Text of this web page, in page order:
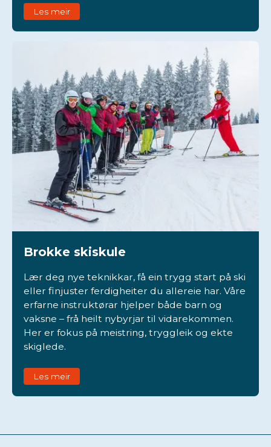
Les meir
Brokke skiskule
Lær deg nye teknikkar, få ein trygg start på ski
eller finjuster ferdigheiter du allereie har. Våre
erfarne instruktørar hjelper både barn og
vaksne – frå heilt nybyrjar til vidarekommen.
Her er fokus på meistring, tryggleik og ekte
skiglede.
Les meir